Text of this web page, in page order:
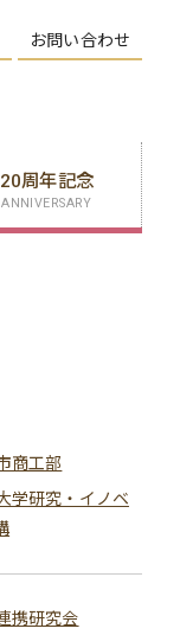
20周年記念
ANNIVERSARY
お問い合わせ